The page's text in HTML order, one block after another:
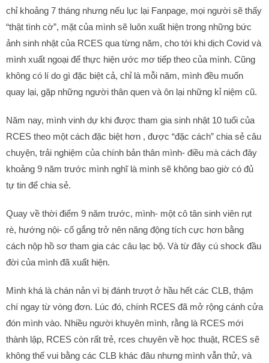
chỉ khoảng 7 tháng nhưng nếu lục lại Fanpage, mọi người sẽ thấy
“thật tình cờ”, mặt của mình sẽ luôn xuất hiện trong những bức
ảnh sinh nhật của RCES qua từng năm, cho tới khi dịch Covid và
mình xuất ngoại để thực hiện ước mơ tiếp theo của mình. Cũng
không có lí do gì đặc biệt cả, chỉ là mỗi năm, mình đều muốn
quay lại, gặp những người thân quen và ôn lại những kỉ niệm cũ.
Năm nay, mình vinh dự khi được tham gia sinh nhật 10 tuổi của
RCES theo một cách đặc biệt hơn , được “đặc cách” chia sẻ câu
chuyện, trải nghiệm của chính bản thân mình- điều mà cách đây
khoảng 9 năm trước mình nghĩ là mình sẽ không bao giờ có đủ
tự tin để chia sẻ.
Quay về thời điểm 9 năm trước, mình- một cô tân sinh viên rụt
rè, hướng nội- cố gắng trở nên năng động tích cực hơn bằng
cách nộp hồ sơ tham gia các câu lạc bộ. Và từ đây cú shock đầu
đời của mình đã xuất hiện.
Mình khá là chán nản vì bị đánh trượt ở hầu hết các CLB, thậm
chí ngay từ vòng đơn. Lúc đó, chính RCES đã mở rộng cánh cửa
đón mình vào. Nhiều người khuyên mình, rằng là RCES mới
thành lập, RCES còn rất trẻ, rces chuyên về học thuật, RCES sẽ
không thể vui bằng các CLB khác đâu nhưng mình vẫn thử, và